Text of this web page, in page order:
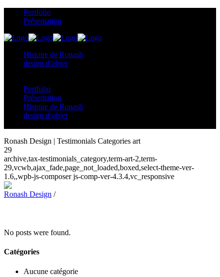
Portfolio
Présentation
Histoire de Ronash
design d’objet
Portfolio
Présentation
Histoire de Ronash
design d’objet
Ronash Design | Testimonials Categories art
29
archive,tax-testimonials_category,term-art-2,term-
29,vcwb,ajax_fade,page_not_loaded,boxed,select-theme-ver-
1.6,,wpb-js-composer js-comp-ver-4.3.4,vc_responsive
Ronash Design /
No posts were found.
Catégories
Aucune catégorie